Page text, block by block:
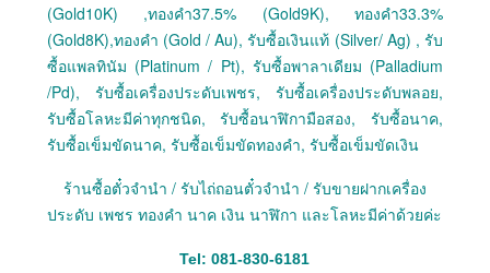
(Gold10K) ,ทองคำ37.5% (Gold9K), ทองคำ33.3%
(Gold8K),ทองคำ (Gold / Au), รับซื้อเงินแท้ (Silver/ Ag) , รับ
ซื้อแพลทินัม (Platinum / Pt), รับซื้อพาลาเดียม (Palladium
/Pd), รับซื้อเครื่องประดับเพชร, รับซื้อเครื่องประดับพลอย,
รับซื้อโลหะมีค่าทุกชนิด, รับซื้อนาฬิกามือสอง, รับซื้อนาค,
รับซื้อเข็มขัดนาค, รับซื้อเข็มขัดทองคำ, รับซื้อเข็มขัดเงิน
ร้านซื้อตั๋วจำนำ / รับไถ่ถอนตั๋วจำนำ / รับขายฝากเครื่อง
ประดับ เพชร ทองคำ นาค เงิน นาฬิกา และโลหะมีค่าด้วยค่ะ
Tel: 081-830-6181